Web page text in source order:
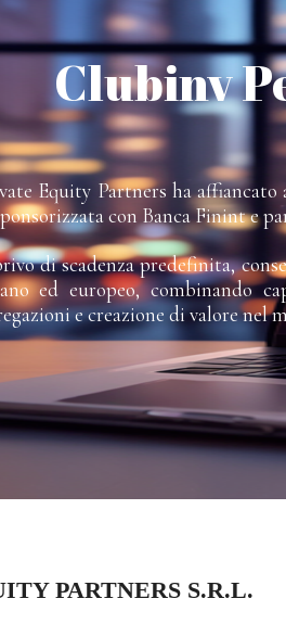
Clubinv
Equity Partners ha
con Banca Finint e
di scadenza predefinita,
ed europeo, combinando
e creazione di valore nel
PARTNERS S.R.L.